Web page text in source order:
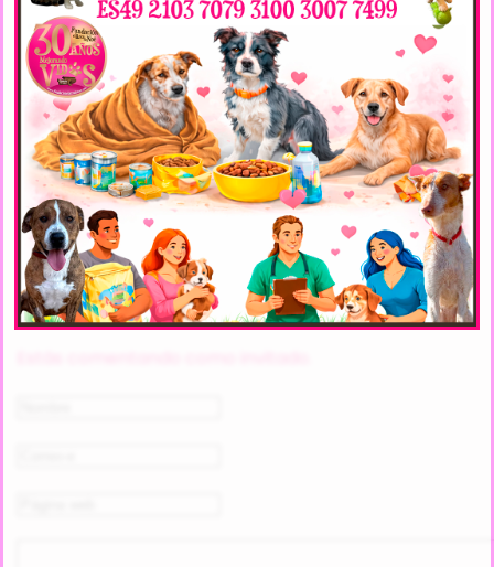
COMENTARIOS(1)
IVÃ¡N
08 Enero 2016 a las 23:24 |#
Me gustarÃ­a saber mÃ¡s de esta gatita, donde se
encuentra, alguna foto, carÃ¡cter...
Gracias!
Responder
DEJA UN COMENTARIO